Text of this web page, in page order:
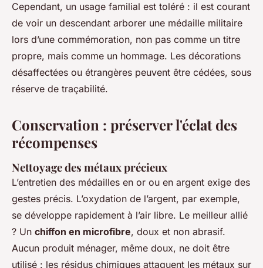
Cependant, un usage familial est toléré : il est courant
de voir un descendant arborer une médaille militaire
lors d’une commémoration, non pas comme un titre
propre, mais comme un hommage. Les décorations
désaffectées ou étrangères peuvent être cédées, sous
réserve de traçabilité.
Conservation : préserver l'éclat des
récompenses
Nettoyage des métaux précieux
L’entretien des médailles en or ou en argent exige des
gestes précis. L’oxydation de l’argent, par exemple,
se développe rapidement à l’air libre. Le meilleur allié
? Un chiffon en microfibre, doux et non abrasif.
Aucun produit ménager, même doux, ne doit être
utilisé : les résidus chimiques attaquent les métaux sur